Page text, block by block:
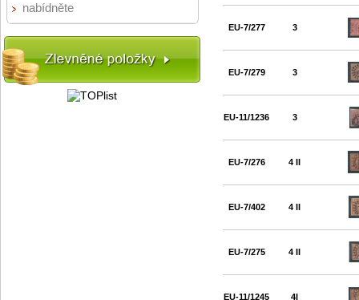
nabídněte
EU-7/277 3
EU-7/279 3
EU-11/1236 3
EU-7/276 4 II
EU-7/402 4 II
EU-7/275 4 II
EU-11/1245 4I